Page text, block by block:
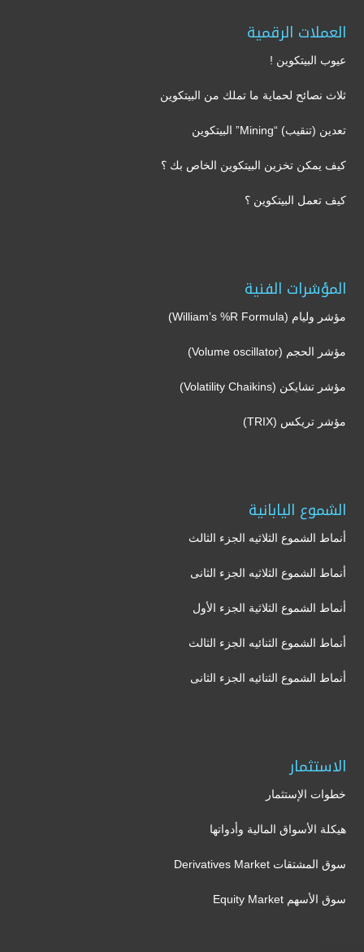
العملات الرقمية
عيوب البيتكوين !
ثلاث نصائح لحماية ما تملك من البيتكوين
تعدين (تنقيب) “Mining” البيتكوين
كيف يمكن تخزين البيتكوين الخاص بك ؟
كيف تعمل البيتكوين ؟
المؤشرات الفنية
مؤشر وليام (William’s %R Formula)
مؤشر الحجم (Volume oscillator)
مؤشر تشايكن (Volatility Chaikins)
مؤشر تريكس (TRIX)
الشموع اليابانية
أنماط الشموع الثلاثيه الجزء الثالث
أنماط الشموع الثلاثيه الجزء الثانى
أنماط الشموع الثلاثية الجزء الأول
أنماط الشموع الثنائيه الجزء الثالث
أنماط الشموع الثنائيه الجزء الثانى
الاستثمار
خطوات الإستثمار
هيكلة الأسواق المالية وأدواتها
سوق المشتقات Derivatives Market
سوق الأسهم Equity Market